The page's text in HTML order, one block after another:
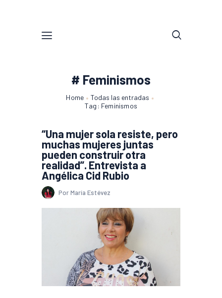
# Feminismos
Home
Todas las entradas
Tag: Feminismos
“Una mujer sola resiste, pero
muchas mujeres juntas
pueden construir otra
realidad”. Entrevista a
Angélica Cid Rubio
Por María Estévez